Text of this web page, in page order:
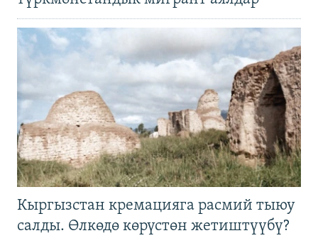
Кыргызстан кремацияга расмий тыюу
салды. Өлкөдө көрүстөн жетиштүүбү?